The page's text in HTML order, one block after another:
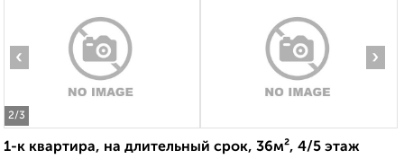
2/3
‹ ›
1-к квартира, на длительный срок, 36м², 4/5 этаж